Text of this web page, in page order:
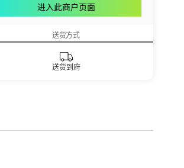
进入此商户页面
送货方式
送货到府